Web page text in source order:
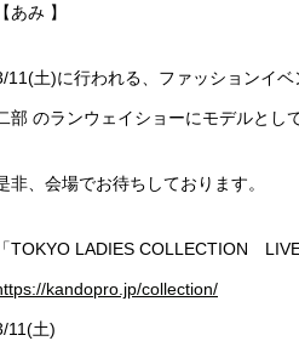
【あみ 】
11(土)に行われる、ファッションイ
部 のランウェイショーにモデルとし
非、会場でお待ちしております。
「TOKYO LADIES COLLECTION LIVE
kandopro.jp/collection/
11(土)